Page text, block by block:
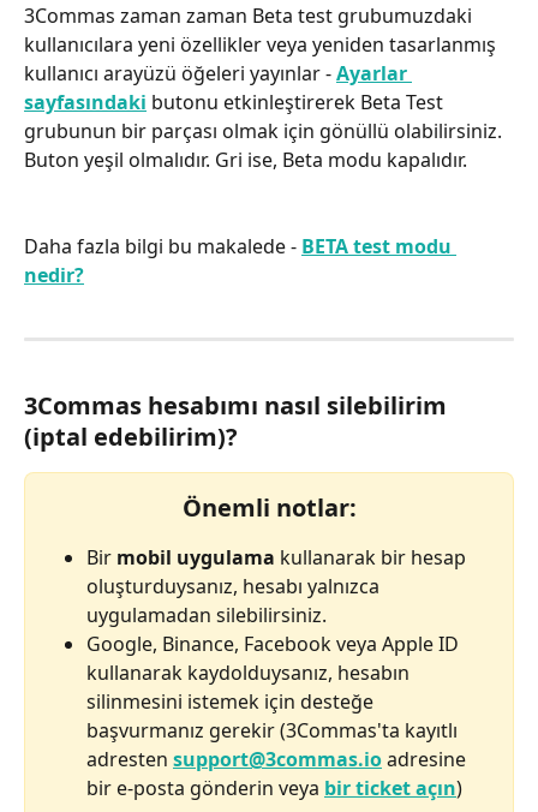
3Commas zaman zaman Beta test grubumuzdaki
kullanıcılara yeni özellikler veya yeniden tasarlanmış
kullanıcı arayüzü öğeleri yayınlar - Ayarlar
sayfasındaki butonu etkinleştirerek Beta Test
grubunun bir parçası olmak için gönüllü olabilirsiniz.
Buton yeşil olmalıdır. Gri ise, Beta modu kapalıdır.
Daha fazla bilgi bu makalede - BETA test modu
nedir?
3Commas hesabımı nasıl silebilirim
(iptal edebilirim)?
Önemli notlar:
Bir mobil uygulama kullanarak bir hesap
oluşturduysanız, hesabı yalnızca
uygulamadan silebilirsiniz.
Google, Binance, Facebook veya Apple ID
kullanarak kaydolduysanız, hesabın
silinmesini istemek için desteğe
başvurmanız gerekir (3Commas'ta kayıtlı
adresten support@3commas.io adresine
bir e-posta gönderin veya bir ticket açın)